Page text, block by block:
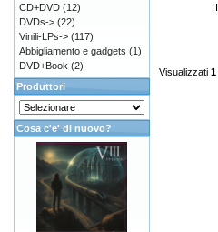
Visualizzati 1
CD+DVD (12)
DVDs-> (22)
Vinili-LPs-> (117)
Abbigliamento e gadgets (1)
DVD+Book (2)
Produttori
Cosa c'e' di nuovo?